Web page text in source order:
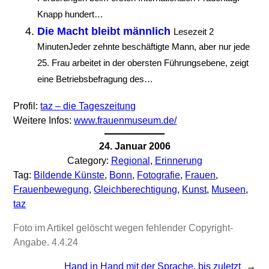
Knapp hundert…
Die Macht bleibt männlich Lesezeit 2
MinutenJeder zehnte beschäftigte Mann, aber nur jede
25. Frau arbeitet in der obersten Führungsebene, zeigt
eine Betriebsbefragung des…
Profil:taz – die Tageszeitung
Weitere Infos:www.frauenmuseum.de/
24. Januar 2006
Category: Regional , Erinnerung
Tag: Bildende Künste, Bonn, Fotografie, Frauen
Frauenbewegung, Gleichberechtigung, Kunst, Museen
taz
Foto im Artikel gelöscht wegen fehlender Copyright-
Angabe. 4.4.24
Hand in Hand mit der Sprache, bis zuletzt →